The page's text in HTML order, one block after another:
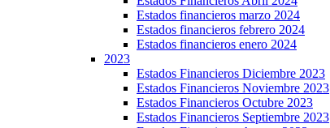
Estados financieros marzo 2024
Estados financieros febrero 2024
Estados financieros enero 2024
2023
Estados Financieros Diciembre 2023
Estados Financieros Noviembre 2023
Estados Financieros Octubre 2023
Estados Financieros Septiembre 2023